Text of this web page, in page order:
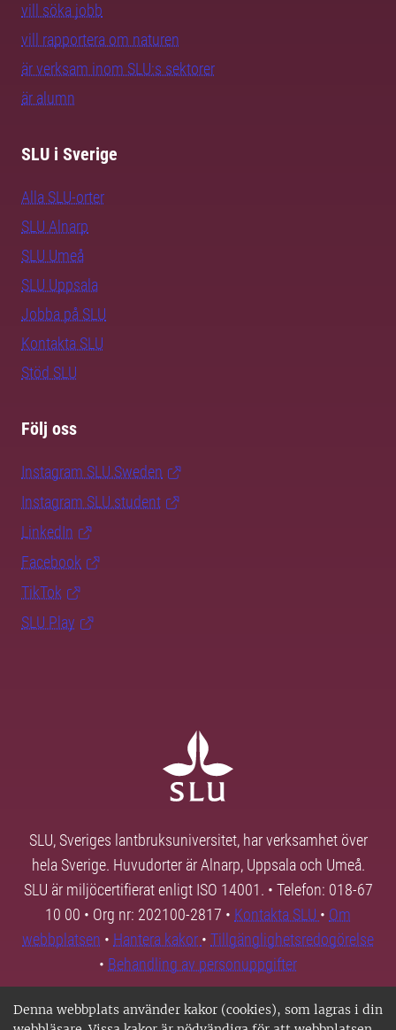
Denna webbplats använder kakor (cookies), som lagras i din
vill söka jobb
vill rapportera om naturen
är verksam inom SLU:s sektorer
är alumn
SLU i Sverige
Alla SLU-orter
SLU Alnarp
SLU Umeå
SLU Uppsala
Jobba på SLU
Kontakta SLU
Stöd SLU
Följ oss
Instagram SLU.Sweden
Instagram SLU.student
LinkedIn
Facebook
TikTok
SLU Play
SLU, Sveriges lantbruksuniversitet, har verksamhet över
hela Sverige. Huvudorter är Alnarp, Uppsala och Umeå.
SLU är miljöcertifierat enligt ISO 14001. • Telefon: 018-67
10 00 • Org nr: 202100-2817 • Kontakta SLU • Om
webbplatsen • Hantera kakor • Tillgänglighetsredogörelse
• Behandling av personuppgifter